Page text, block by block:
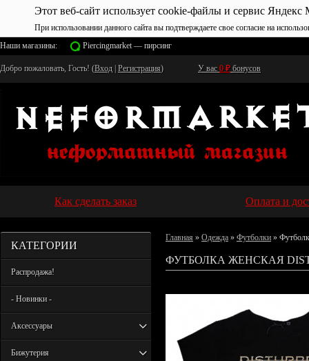
Этот веб-сайт использует cookie-файлы и сервис Яндекс
При использовании данного сайта вы подтверждаете свое согласие на
Наши магазины:
Piercingmarket — пирсинг
Добро пожаловать, Гость! (Вход Регистрация) У вас 0 ₽ бонусов
Как сделать заказ Оплата и
КАТЕГОРИИ
Распродажа!
- Новинки -
Аксессуары
Бижутерия
Главная » Одежда » Футболки »
ФУТБОЛКА ЖЕНСКАЯ